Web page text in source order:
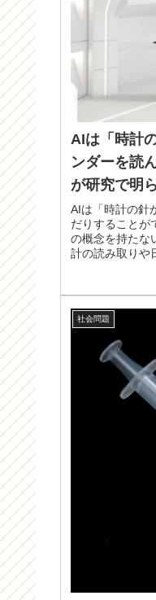
AIは「時計
ンダーを読
が研究で明
AIは「時計の針
だりすることが
の概念を持たな
計の読み取りや
社会問題